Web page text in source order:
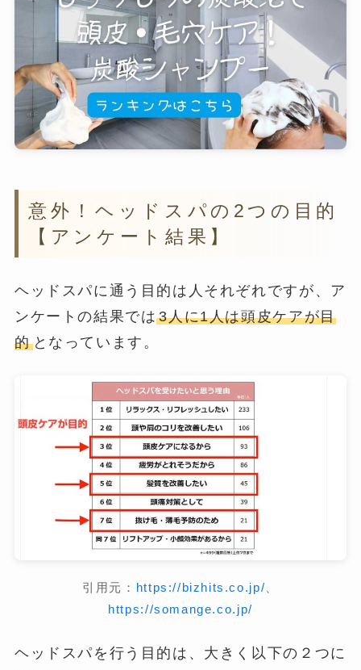
意外！ヘッドスパの2つの目的
【アンケート結果】
ヘッドスパに通う目的は人それぞれですが、ア
ンケートの結果では3人に1人は頭皮ケアが目
的となっています。
引用元： https://bizhits.co.jp/、
https://somange.co.jp/
ヘッドスパを行う目的は、大きく以下の２つに